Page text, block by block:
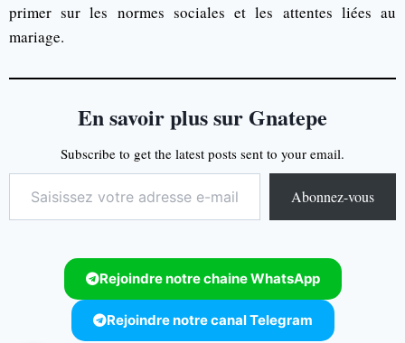
primer sur les normes sociales et les attentes liées au
mariage.
En savoir plus sur Gnatepe
Subscribe to get the latest posts sent to your email.
Abonnez-vous
Rejoindre notre chaine WhatsApp
Rejoindre notre canal Telegram